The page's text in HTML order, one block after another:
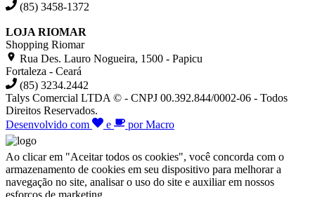
(85) 3458-1372
LOJA RIOMAR
Shopping Riomar
Rua Des. Lauro Nogueira, 1500 - Papicu
Fortaleza - Ceará
(85) 3234.2442
Talys Comercial LTDA © - CNPJ 00.392.844/0002-06 - Todos
Direitos Reservados.
Desenvolvido com
e por Macro
Ao clicar em "Aceitar todos os cookies", você concorda com o
armazenamento de cookies em seu dispositivo para melhorar a
navegação no site, analisar o uso do site e auxiliar em nossos
esforços de marketing.